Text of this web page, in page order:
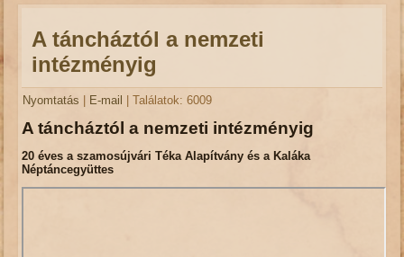
A táncháztól a nemzeti
intézményig
Nyomtatás E-mail | Találatok: 6009
A táncháztól a nemzeti intézményig
20 éves a szamosújvári Téka Alapítvány és a Kaláka
Néptáncegyüttes